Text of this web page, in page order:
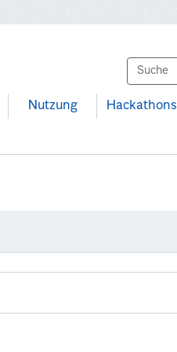
Nutzung Hackathons